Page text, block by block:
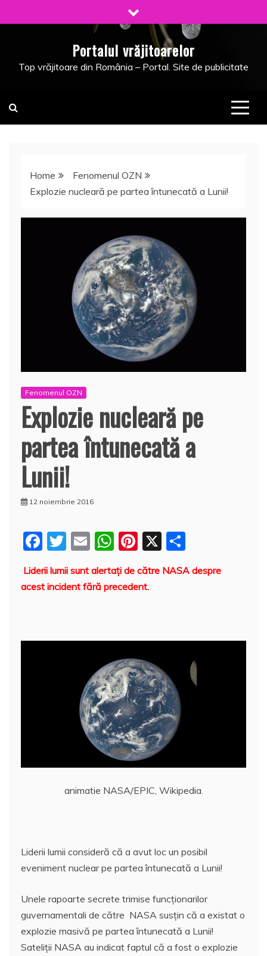
to
Portalul vrăjitoarelor
Top vrăjitoare din România – Portal. Site de publicitate
Home
Fenomenul OZN
Explozie nucleară pe partea întunecată a Lunii!
Fenomenul OZN
Explozie nucleară pe
partea întunecată a
Lunii!
12 noiembrie 2016
F
a
c
o
T
w
itt
E
m
ai
W
h
at
p
p
Pi
nt
er
X
a
rt
a
z
ă
Liderii lumii sunt alertaţi de către NASA despre
acest incident fără precedent.
animatie NASA/EPIC, Wikipedia.
Liderii lumii consideră că a avut loc un posibil
eveniment nuclear pe partea întunecată a Lunii!
Unele rapoarte secrete trimise funcționarilor
guvernamentali de către NASA susţin că a existat o
explozie masivă pe partea întunecată a Lunii!
Sateliţii NASA au indicat faptul că a fost o explozie